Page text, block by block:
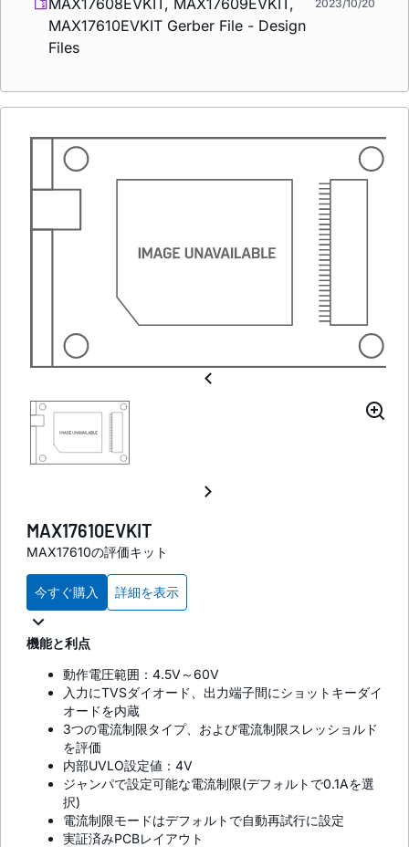
MAX17608EVKIT, MAX17609EVKIT,
MAX17610EVKIT Gerber File - Design
Files
2023/10/20
MAX17610EVKIT
MAX17610の評価キット
今すぐ購入 詳細を表示
機能と利点
動作電圧範囲：4.5V～60V
入力にTVSダイオード、出力端子間にショットキーダイ
オードを内蔵
3つの電流制限タイプ、および電流制限スレッショルド
を評価
内部UVLO設定値：4V
ジャンパで設定可能な電流制限(デフォルトで0.1Aを選
択)
電流制限モードはデフォルトで自動再試行に設定
実証済みPCBレイアウト